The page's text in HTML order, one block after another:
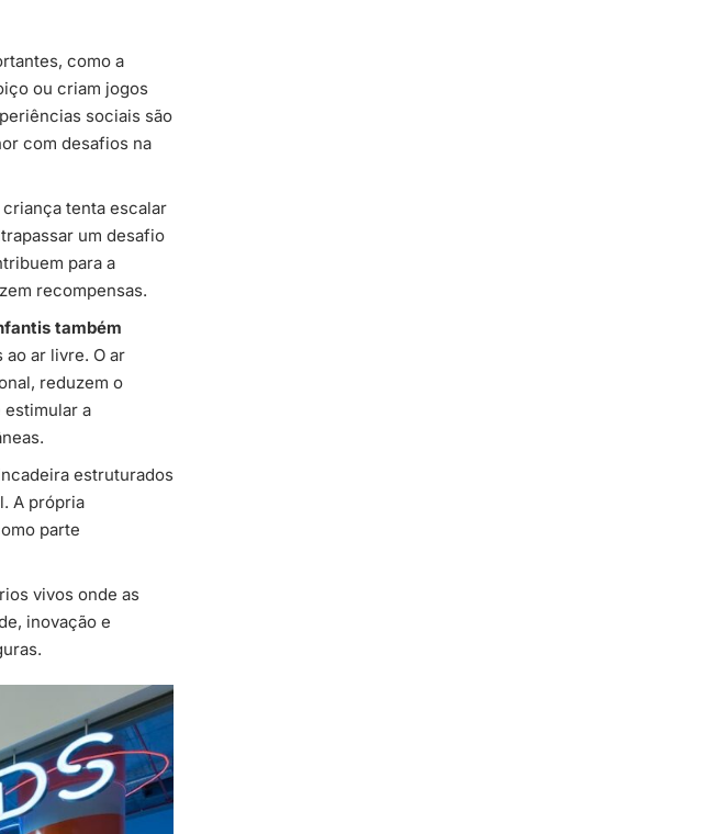
como a
ou criam jogos
sociais são
com desafios na
criança tenta escalar
um desafio
para a
recompensas.
também
ar livre. O ar
reduzem o
estimular a
estruturados
A própria
parte
vivos onde as
inovação e